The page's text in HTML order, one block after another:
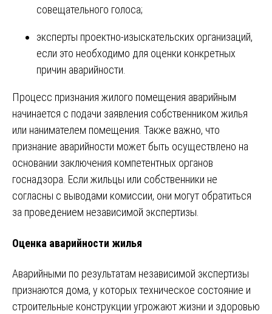
совещательного голоса;
эксперты проектно-изыскательских организаций,
если это необходимо для оценки конкретных
причин аварийности.
Процесс признания жилого помещения аварийным
начинается с подачи заявления собственником жилья
или нанимателем помещения. Также важно, что
признание аварийности может быть осуществлено на
основании заключения компетентных органов
госнадзора. Если жильцы или собственники не
согласны с выводами комиссии, они могут обратиться
за проведением независимой экспертизы.
Оценка аварийности жилья
Аварийными по результатам независимой экспертизы
признаются дома, у которых техническое состояние и
строительные конструкции угрожают жизни и здоровью